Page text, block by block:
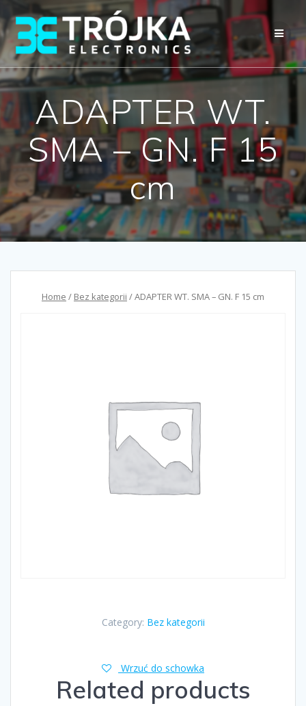
Przejdź
do
treści
ADAPTER WT.
SMA – GN. F 15
cm
Home / Bez kategorii / ADAPTER WT. SMA – GN. F 15 cm
Category: Bez kategorii
Wrzuć do schowka
Related products